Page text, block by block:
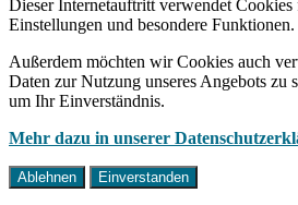
Dieser Internetauftritt verwendet Cookies
Einstellungen und besondere Funktionen.
Außerdem möchten wir Cookies auch
Daten zur Nutzung unseres Angebots zu
um Ihr Einverständnis.
Mehr dazu in unserer
Ablehnen Einverstanden